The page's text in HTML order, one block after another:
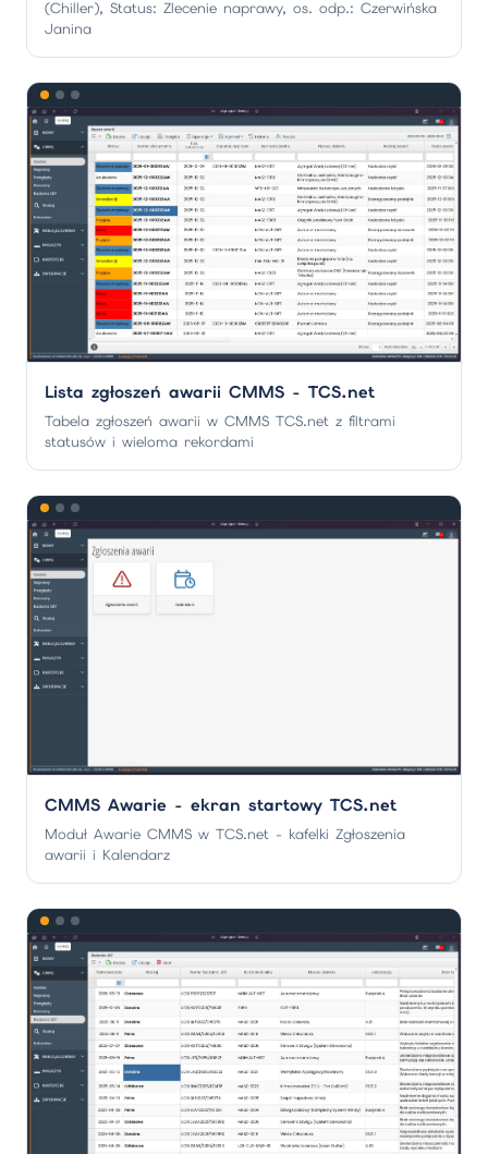
(Chiller), Status: Zlecenie naprawy, os. odp.: Czerwińska
Janina
Lista zgłoszeń awarii CMMS - TCS.net
Tabela zgłoszeń awarii w CMMS TCS.net z filtrami
statusów i wieloma rekordami
CMMS Awarie - ekran startowy TCS.net
Moduł Awarie CMMS w TCS.net - kafelki Zgłoszenia
awarii i Kalendarz